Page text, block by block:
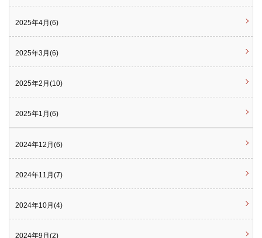
2025年4月(6)
2025年3月(6)
2025年2月(10)
2025年1月(6)
2024年12月(6)
2024年11月(7)
2024年10月(4)
2024年9月(2)